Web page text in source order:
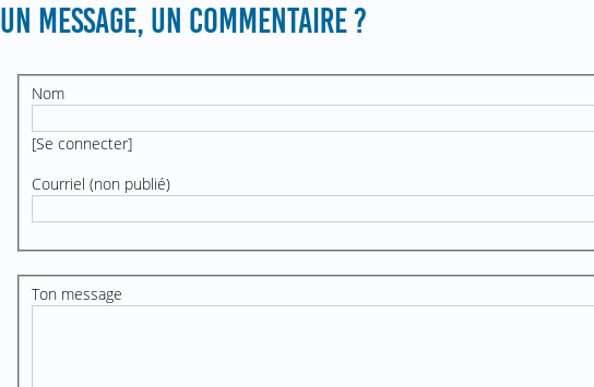
UN MESSAGE, UN COMMENTAIRE ?
Nom
[Se connecter]
Courriel (non publié)
Ton message